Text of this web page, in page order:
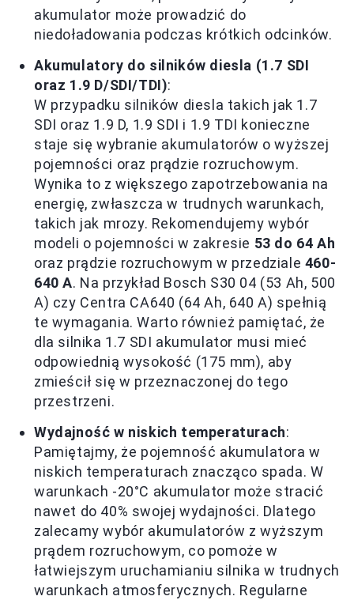
akumulator może prowadzić do
niedoładowania podczas krótkich odcinków.
Akumulatory do silników diesla (1.7 SDI
oraz 1.9 D/SDI/TDI):
W przypadku silników diesla takich jak 1.7
SDI oraz 1.9 D, 1.9 SDI i 1.9 TDI konieczne
staje się wybranie akumulatorów o wyższej
pojemności oraz prądzie rozruchowym.
Wynika to z większego zapotrzebowania na
energię, zwłaszcza w trudnych warunkach,
takich jak mrozy. Rekomendujemy wybór
modeli o pojemności w zakresie 53 do 64 Ah
oraz prądzie rozruchowym w przedziale 460-
640 A. Na przykład Bosch S30 04 (53 Ah, 500
A) czy Centra CA640 (64 Ah, 640 A) spełnią
te wymagania. Warto również pamiętać, że
dla silnika 1.7 SDI akumulator musi mieć
odpowiednią wysokość (175 mm), aby
zmieścił się w przeznaczonej do tego
przestrzeni.
Wydajność w niskich temperaturach:
Pamiętajmy, że pojemność akumulatora w
niskich temperaturach znacząco spada. W
warunkach -20°C akumulator może stracić
nawet do 40% swojej wydajności. Dlatego
zalecamy wybór akumulatorów z wyższym
prądem rozruchowym, co pomoże w
łatwiejszym uruchamianiu silnika w trudnych
warunkach atmosferycznych. Regularne